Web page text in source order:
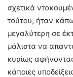
σχετικά
τούτου, ήταν
μεγαλύτερη σε
μάλιστα να
κυρίως
κάποιες